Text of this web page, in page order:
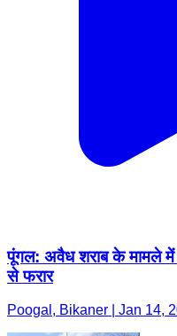
पूंगल: अवैध शराब के मामले में